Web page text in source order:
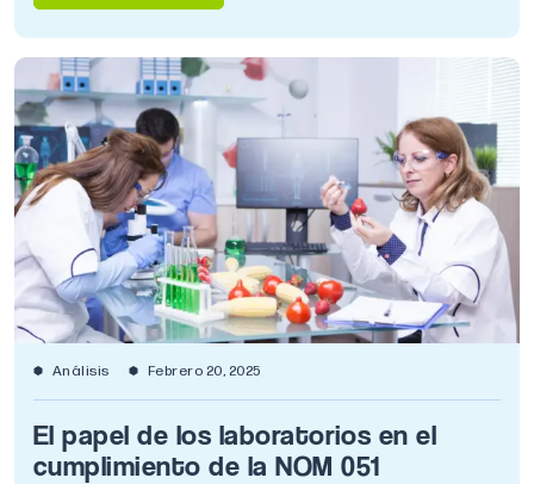
Análisis Febrero 20, 2025
El papel de los laboratorios en el
cumplimiento de la NOM 051